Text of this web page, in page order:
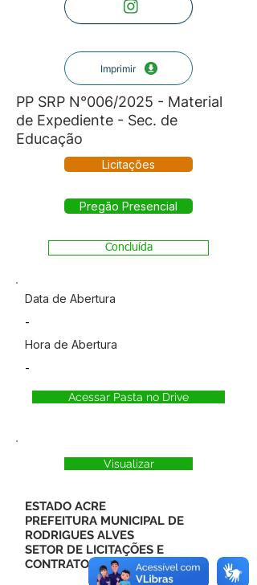
Imprimir
PP SRP N°006/2025 - Material
de Expediente - Sec. de
Educação
Licitações
Pregão Presencial
Concluída
Data de Abertura
-
Hora de Abertura
-
Acessar Pasta no Drive
Visualizar
ESTADO ACRE
PREFEITURA MUNICIPAL DE
RODRIGUES ALVES
SETOR DE LICITAÇÕES E
CONTRATOS